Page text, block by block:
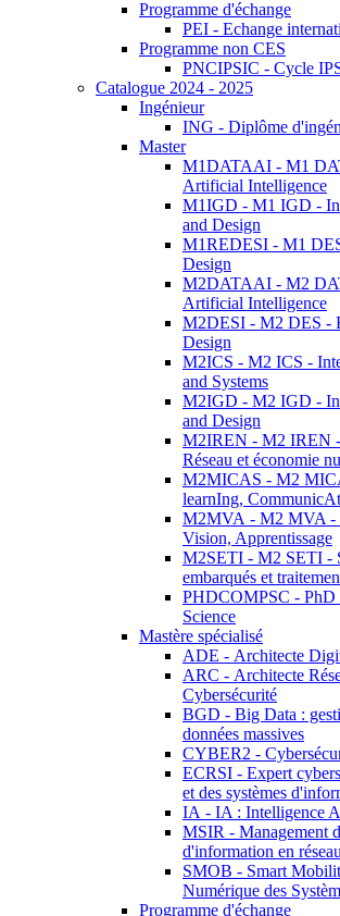
Programme d'échange
PEI - Echange
Programme non CES
PNCIPSIC - Cycle
Catalogue 2024 - 2025
Ingénieur
ING - Diplôme
Master
M1DATAAI - M1
Artificial Intelligence
M1IGD - M1 IGD -
and Design
M1REDESI - M1
Design
M2DATAAI - M2
Artificial Intelligence
M2DESI - M2 DES -
Design
M2ICS - M2 ICS -
and Systems
M2IGD - M2 IGD -
and Design
M2IREN - M2 IREN -
Réseau et économie
M2MICAS - M2
learnIng,
M2MVA - M2 MVA -
Vision, Apprentissage
M2SETI - M2 SETI -
embarqués et
PHDCOMPSC - PhD
Science
Mastère spécialisé
ADE - Architecte
ARC - Architecte
Cybersécurité
BGD - Big Data :
données massives
CYBER2 -
ECRSI - Expert
et des systèmes
IA - IA : Intelligence
MSIR - Management
d'information en
SMOB - Smart
Numérique des
Programme d'échange